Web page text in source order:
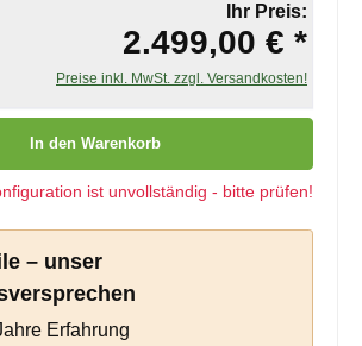
Ihr Preis:
2.499,00 € *
Preise inkl. MwSt. zzgl. Versandkosten!
In den Warenkorb
ist unvollständig - bitte prüfen!
– unser
Erfahrung